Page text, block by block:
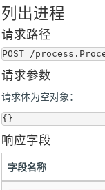
列出进程
请求路径
请求参数
请求体为空对象：
响应字段
字段名称